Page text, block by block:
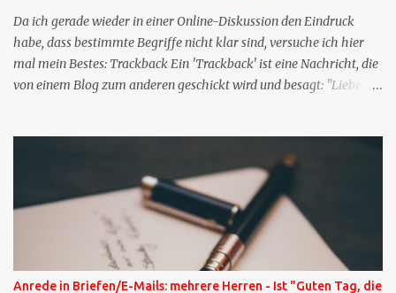
Da ich gerade wieder in einer Online-Diskussion den Eindruck
habe, dass bestimmte Begriffe nicht klar sind, versuche ich hier
mal mein Bestes: Trackback Ein 'Trackback' ist eine Nachricht, die
von einem Blog zum anderen geschickt wird und besagt: "Lieber
was ich zu deinem Inhalt zu sagen hatte." Diese
Nachrichtenfunktion wird 'angestoßen' in dem 'mein' Blog an die
'TrackbackURL' des Anderen einen 'Ping' schickt, d.h. ein paar
Parameter übergibt (URL meines Eintrags, Kurzzitat meines
Beitrags). Praktisch muss man nichts Anderes tun, als die
TrackbackURL beim Schreiben meines Beitrags in ein bestimmtes
Anrede in Briefen/E-Mails: mehrere Herren - Ist "Guten Tag, die